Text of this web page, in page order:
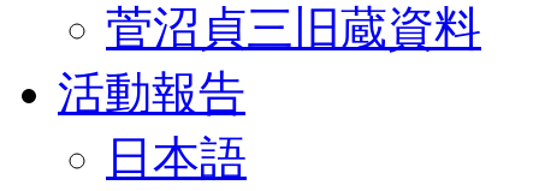
菅沼貞三旧蔵資料
活動報告
日本語